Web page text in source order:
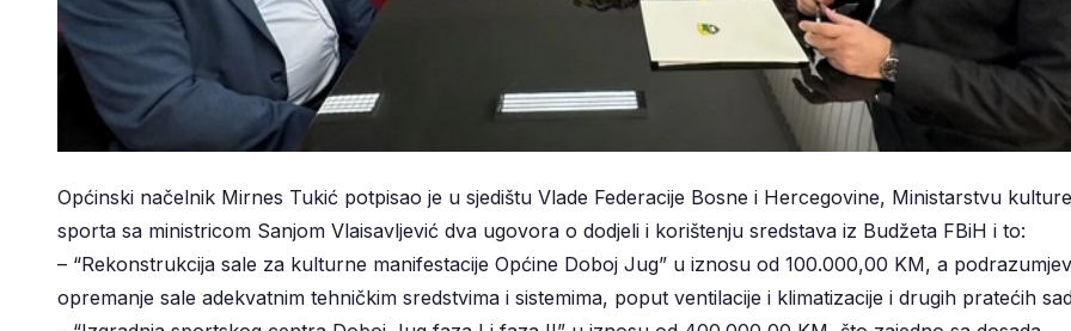
Općinski načelnik Mirnes Tukić potpisao je u sjedištu Vlade Federacije Bosne i Hercegovine, Ministarstvu
sporta sa ministricom Sanjom Vlaisavljević dva ugovora o dodjeli i korištenju sredstava iz Budžeta FBiH i to:
– “Rekonstrukcija sale za kulturne manifestacije Općine Doboj Jug” u iznosu od 100.000,00 KM, a
opremanje sale adekvatnim tehničkim sredstvima i sistemima, poput ventilacije i klimatizacije i drugih pratećih